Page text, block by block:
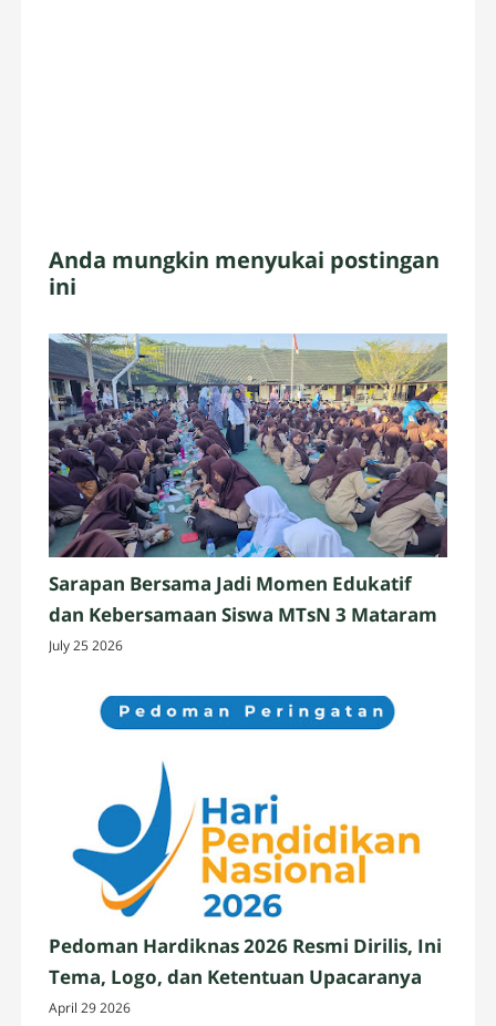
Anda mungkin menyukai postingan
ini
Sarapan Bersama Jadi Momen Edukatif
dan Kebersamaan Siswa MTsN 3 Mataram
July 25 2026
Pedoman Hardiknas 2026 Resmi Dirilis, Ini
Tema, Logo, dan Ketentuan Upacaranya
April 29 2026